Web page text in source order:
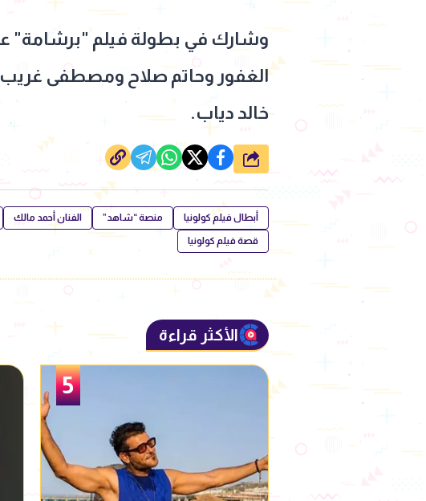
وشارك في بطولة فيلم "برشامة"
الغفور وحاتم صلاح ومصطفى غريب
خالد دياب.
شارك
أبطال فيلم كولونيا منصة “شاهد” الفنان أحمد مالك
قصة فيلم كولونيا
الأكثر قراءة
5
6